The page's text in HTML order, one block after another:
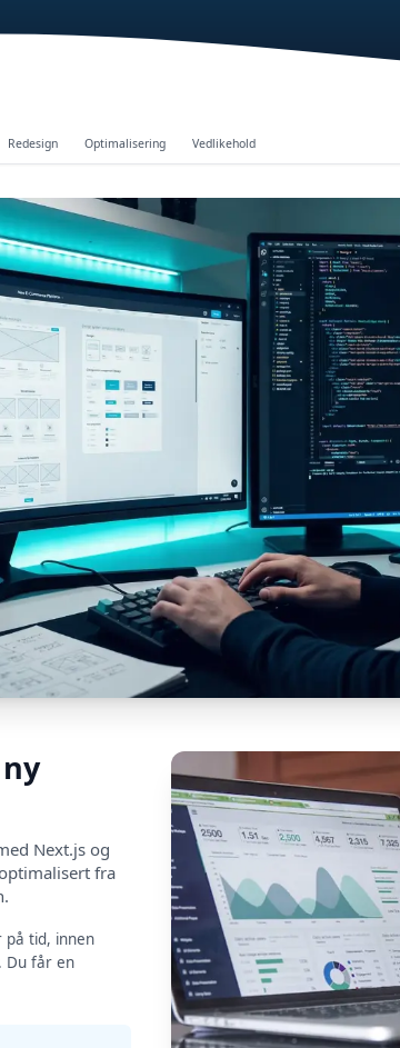
Redesign Optimalisering Vedlikehold
Next.js og
fra
på tid, innen
Du får en